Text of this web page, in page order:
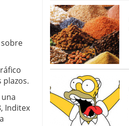
Inditex